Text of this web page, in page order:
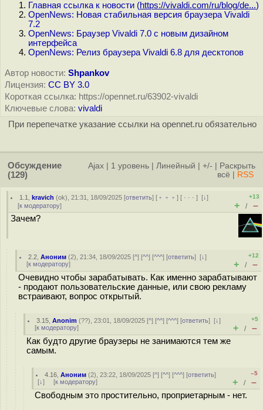
Главная ссылка к новости (https://vivaldi.com/ru/blog/de...)
OpenNews: Новая стабильная версия браузера Vivaldi
7.2
OpenNews: Браузер Vivaldi 7.0 c новым дизайном
интерфейса
OpenNews: Релиз браузера Vivaldi 6.8 для десктопов
Автор новости: Shpankov
Лицензия: CC BY 3.0
Короткая ссылка: https://opennet.ru/63902-vivaldi
Ключевые слова: vivaldi
При перепечатке указание ссылки на opennet.ru обязательно
Обсуждение
(129)
Ajax 1 уровень Линейный +/-
Раскрыть
всё
RSS
1.1 ,kravich (ok), 21:31, 18/09/2025 [ответить] [ ﹢﹢﹢] [ · · ·][↓]
[к модератору]
+13
+ / –
Зачем?
2.2 ,Аноним (2), 21:34, 18/09/2025 [^] [^^] [^^^] [ответить][↓]
[к модератору]
+12
+ / –
Очевидно чтобы зарабатывать. Как именно зарабатывают
- продают пользовательские данные, или свою рекламу
встраивают, вопрос открытый.
3.15 ,Anonim (??), 23:01, 18/09/2025 [^] [^^] [^^^] [ответить][↓]
[к модератору]
+5
+ / –
Как будто другие браузеры не занимаются тем же
самым.
4.16 ,Аноним (2), 23:22, 18/09/2025 [^] [^^] [^^^] [ответить]
[↓] [к модератору]
–5
+ / –
Свободным это простительно, проприетарным - нет.